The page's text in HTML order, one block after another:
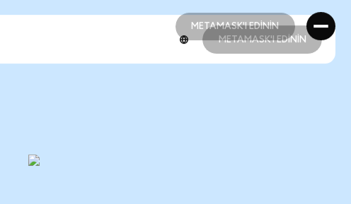
METAMASK'I EDİNİN
METAMASK'I EDİNİN
METAMASK'I EDİNİN